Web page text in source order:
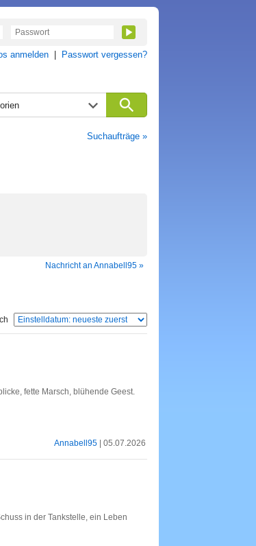
anmelden Passwort vergessen?
Suchaufträge »
Nachricht an Annabell95 »
fette Marsch, blühende Geest.
Annabell95 | 05.07.2026
in der Tankstelle, ein Leben